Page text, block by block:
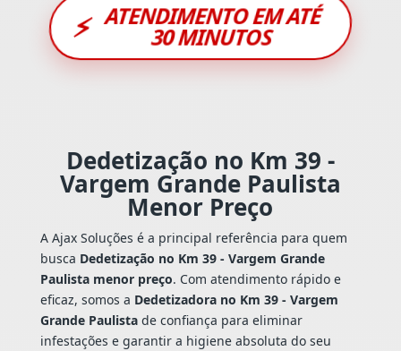
⚡ ATENDIMENTO EM ATÉ
30 MINUTOS
Dedetização no Km 39 -
Vargem Grande Paulista
Menor Preço
A Ajax Soluções é a principal referência para quem
busca Dedetização no Km 39 - Vargem Grande
Paulista menor preço. Com atendimento rápido e
eficaz, somos a Dedetizadora no Km 39 - Vargem
Grande Paulistade confiança para eliminar
infestações e garantir a higiene absoluta do seu